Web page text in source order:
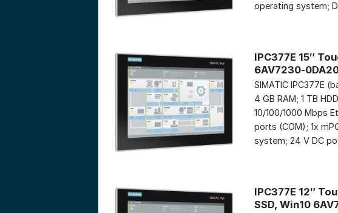
operating system;
IPC377E 15″
6AV7230-
SIMATIC IPC377E
4 GB RAM; 1 TB
10/100/1000 Mbps
ports (COM); 1x
system; 24 V DC
IPC377E 12″
SSD, Win10